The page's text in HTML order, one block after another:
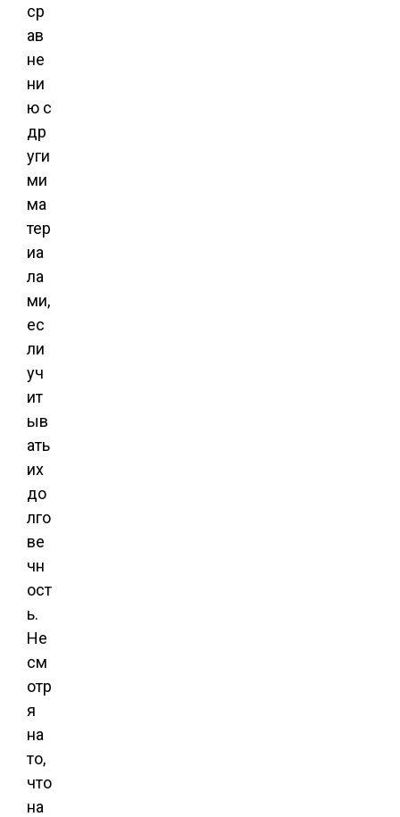
ср
ав
не
ни
ю с
др
уги
ми
ма
тер
иа
ла
ми,
ес
ли
уч
ит
ыв
ать
их
до
лго
ве
чн
ост
ь.
Не
см
отр
я
на
то,
что
на